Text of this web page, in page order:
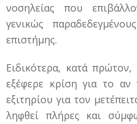
νοσηλείας που
γενικώς
επιστήμης.
Ειδικότερα, κατά πρώτον,
εξέφερε κρίση για το
εξιτηρίου για τον
ληφθεί πλήρες και